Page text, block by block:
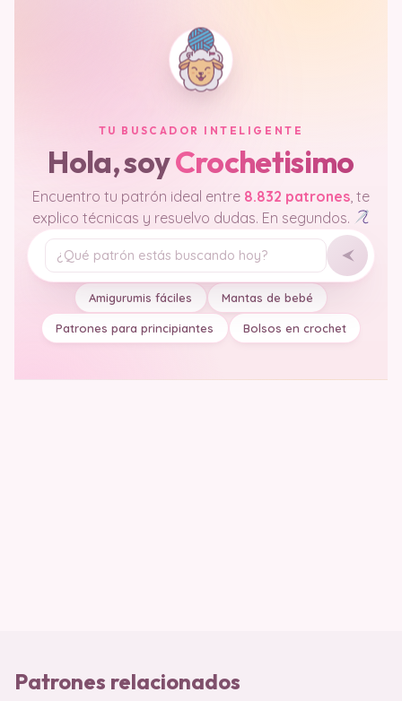
TU BUSCADOR INTELIGENTE
Hola, soyCrochetisimo
Encuentro tu patrón ideal entre 8.832 patrones , te
explico técnicas y resuelvo dudas. En segundos.
Tu pregunta
Amigurumis fáciles Mantas de bebé
Patrones para principiantes Bolsos en crochet
Patrones relacionados